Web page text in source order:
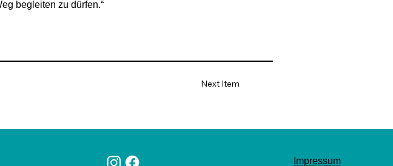
begleiten zu dürfen.“
Next Item
Impressum